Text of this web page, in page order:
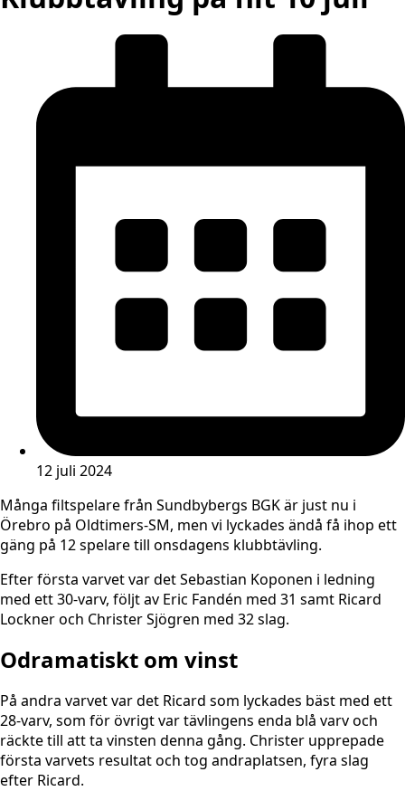
12 juli 2024
Många filtspelare från Sundbybergs BGK är just nu i
Örebro på Oldtimers-SM, men vi lyckades ändå få ihop ett
gäng på 12 spelare till onsdagens klubbtävling.
Efter första varvet var det Sebastian Koponen i ledning
med ett 30-varv, följt av Eric Fandén med 31 samt Ricard
Lockner och Christer Sjögren med 32 slag.
Odramatiskt om vinst
På andra varvet var det Ricard som lyckades bäst med ett
28-varv, som för övrigt var tävlingens enda blå varv och
räckte till att ta vinsten denna gång. Christer upprepade
första varvets resultat och tog andraplatsen, fyra slag
efter Ricard.